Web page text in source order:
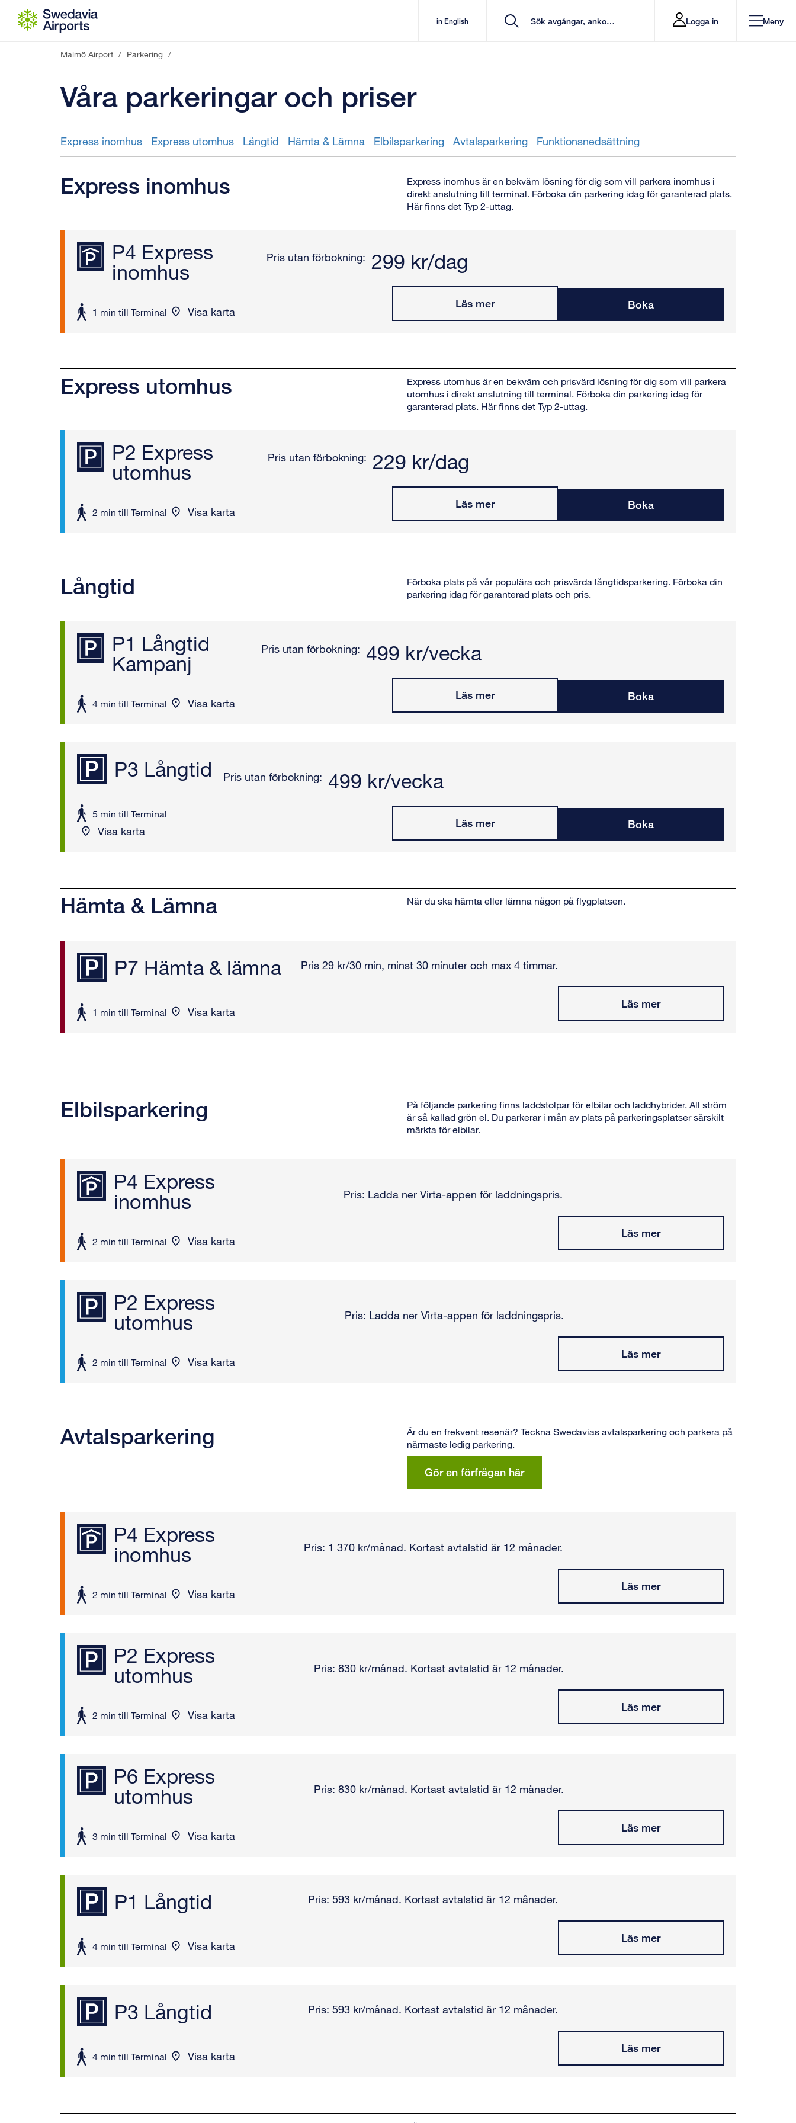
Gå till innehåll
in English Logga in Meny
Malmö Airport / Parkering /
Våra parkeringar och priser
Express inomhus Express utomhus Långtid Hämta & Lämna Elbilsparkering Avtalsparkering Funktionsnedsättning
Express inomhus
Express inomhus är en bekväm lösning för dig som vill parkera inomhus i
direkt anslutning till terminal. Förboka din parkering idag för garanterad plats.
Här finns det Typ 2-uttag.
P4 Express
inomhus
1 min till Terminal att
Visa karta
Pris utan förbokning: 299 kr/dag
Boka
Läs mer
Express utomhus
Express utomhus är en bekväm och prisvärd lösning för dig som vill parkera
utomhus i direkt anslutning till terminal. Förboka din parkering idag för
garanterad plats. Här finns det Typ 2-uttag.
P2 Express
utomhus
2 min till Terminal att
Visa karta
Pris utan förbokning: 229 kr/dag
Boka
Läs mer
Långtid
Förboka plats på vår populära och prisvärda långtidsparkering. Förboka din
parkering idag för garanterad plats och pris.
P1 Långtid
Kampanj
4 min till Terminal att
Visa karta
Pris utan förbokning: 499 kr/vecka
Boka
Läs mer
P3 Långtid
5 min till Terminal
Visa karta
Pris utan förbokning: 499 kr/vecka
Boka
Läs mer
Hämta & Lämna När du ska hämta eller lämna någon på flygplatsen.
P7 Hämta & lämna
1 min till Terminal att
Visa karta
Pris 29 kr/30 min, minst 30 minuter och max 4 timmar.
Läs mer
Elbilsparkering
På följande parkering finns laddstolpar för elbilar och laddhybrider. All ström
är så kallad grön el. Du parkerar i mån av plats på parkeringsplatser särskilt
märkta för elbilar.
P4 Express
inomhus
2 min till Terminal att
Visa karta
Pris: Ladda ner Virta-appen för laddningspris.
Läs mer
P2 Express
utomhus
2 min till Terminal att
Visa karta
Pris: Ladda ner Virta-appen för laddningspris.
Läs mer
Avtalsparkering
Är du en frekvent resenär? Teckna Swedavias avtalsparkering och parkera på
närmaste ledig parkering.
Gör en förfrågan här
P4 Express
inomhus
2 min till Terminal att
Visa karta
Pris: 1 370 kr/månad. Kortast avtalstid är 12 månader.
Läs mer
P2 Express
utomhus
2 min till Terminal att
Visa karta
Pris: 830 kr/månad. Kortast avtalstid är 12 månader.
Läs mer
P6 Express
utomhus
3 min till Terminal att
Visa karta
Pris: 830 kr/månad. Kortast avtalstid är 12 månader.
Läs mer
P1 Långtid
4 min till Terminal att
Visa karta
Pris: 593 kr/månad. Kortast avtalstid är 12 månader.
Läs mer
P3 Långtid
4 min till Terminal att
Visa karta
Pris: 593 kr/månad. Kortast avtalstid är 12 månader.
Läs mer